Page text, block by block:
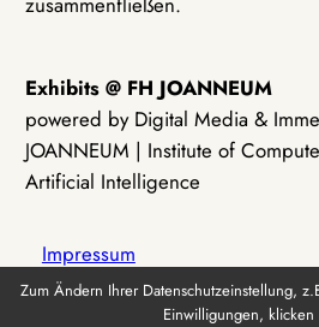
Exhibits @ FH JOANNEUM
powered by Digital Media &
JOANNEUM | Institute of
Artificial Intelligence
Impressum
Zum Ändern Ihrer Datenschutzeinstellung,
Einwilligungen, klicken